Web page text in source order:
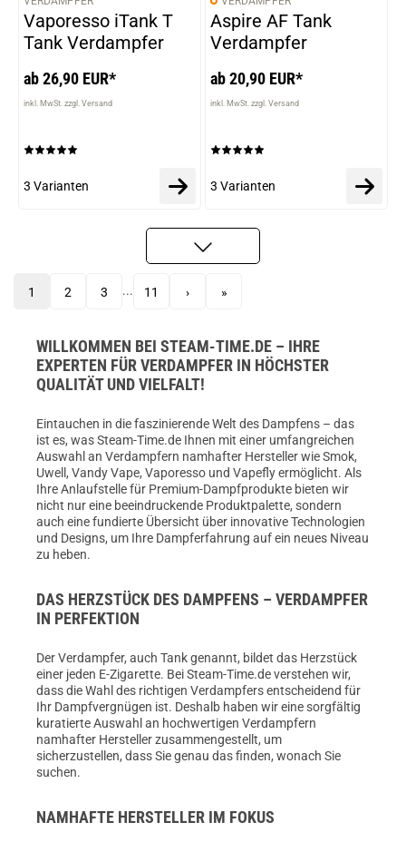
VARIANTEN
Vaporesso iTank T
Tank Verdampfer
ab 26,90 EUR*
inkl. MwSt. zzgl. Versand
3 Varianten
VARIANTEN
Aspire AF Tank
Verdampfer
ab 20,90 EUR*
inkl. MwSt. zzgl. Versand
3 Varianten
1 2 3 ... 11 › »
WILLKOMMEN BEI STEAM-TIME.DE – IHRE
EXPERTEN FÜR VERDAMPFER IN HÖCHSTER
QUALITÄT UND VIELFALT!
Eintauchen in die faszinierende Welt des Dampfens – das
ist es, was Steam-Time.de Ihnen mit einer umfangreichen
Auswahl an Verdampfern namhafter Hersteller wie Smok,
Uwell, Vandy Vape, Vaporesso und Vapefly ermöglicht. Als
Ihre Anlaufstelle für Premium-Dampfprodukte bieten wir
nicht nur eine beeindruckende Produktpalette, sondern
auch eine fundierte Übersicht über innovative Technologien
und Designs, um Ihre Dampferfahrung auf ein neues Niveau
zu heben.
DAS HERZSTÜCK DES DAMPFENS – VERDAMPFER
IN PERFEKTION
Der Verdampfer, auch Tank genannt, bildet das Herzstück
einer jeden E-Zigarette. Bei Steam-Time.de verstehen wir,
dass die Wahl des richtigen Verdampfers entscheidend für
Ihr Dampfvergnügen ist. Deshalb haben wir eine sorgfältig
kuratierte Auswahl an hochwertigen Verdampfern
namhafter Hersteller zusammengestellt, um
sicherzustellen, dass Sie genau das finden, wonach Sie
suchen.
NAMHAFTE HERSTELLER IM FOKUS